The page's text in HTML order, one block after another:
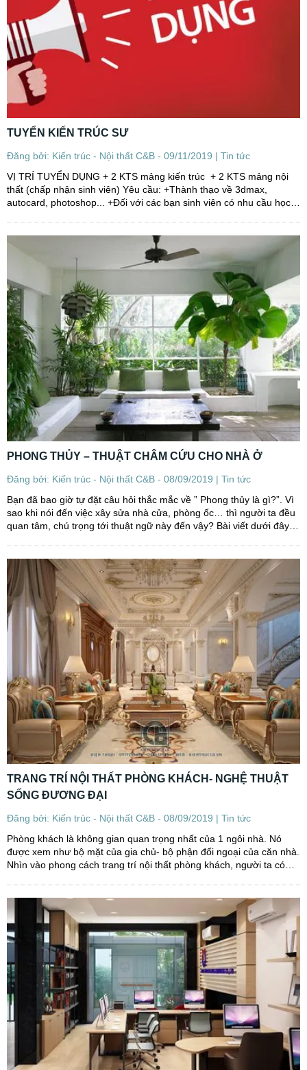
TUYỂN KIẾN TRÚC SƯ
Đăng bởi: Kiến trúc - Nội thất C&B - 09/11/2019 | Tin tức
VỊ TRÍ TUYỂN DỤNG + 2 KTS mảng kiến trúc + 2 KTS mảng nội
thất (chấp nhận sinh viên) Yêu cầu: +Thành thạo về 3dmax,
autocard, photoshop... +Đối với các bạn sinh viên có nhu cầu học
PHONG THỦY – THUẬT CHÂM CỨU CHO NHÀ Ở
Đăng bởi: Kiến trúc - Nội thất C&B - 08/09/2019 | Tin tức
Bạn đã bao giờ tự đặt câu hỏi thắc mắc về ” Phong thủy là gì?”. Vì
sao khi nói đến việc xây sửa nhà cửa, phòng ốc… thì người ta đều
quan tâm, chú trọng tới thuật ngữ này đến vậy? Bài viết dưới đây
TRANG TRÍ NỘI THẤT PHÒNG KHÁCH- NGHỆ THUẬT
SỐNG ĐƯƠNG ĐẠI
Đăng bởi: Kiến trúc - Nội thất C&B - 08/09/2019 | Tin tức
Phòng khách là không gian quan trọng nhất của 1 ngôi nhà. Nó
được xem như bộ mặt của gia chủ- bộ phận đối ngoại của căn nhà.
Nhìn vào phong cách trang trí nội thất phòng khách, người ta có